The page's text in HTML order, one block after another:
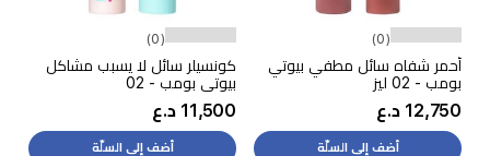
(0)
أحمر شفاه سائل مطفي بيوتي
بومب - 02 ليز
12,750 د.ع
أضف إلى السلّة
(0)
كونسيلر سائل لا يسبب مشاكل
بيوتي بومب - 02
11,500 د.ع
أضف إلى السلّة